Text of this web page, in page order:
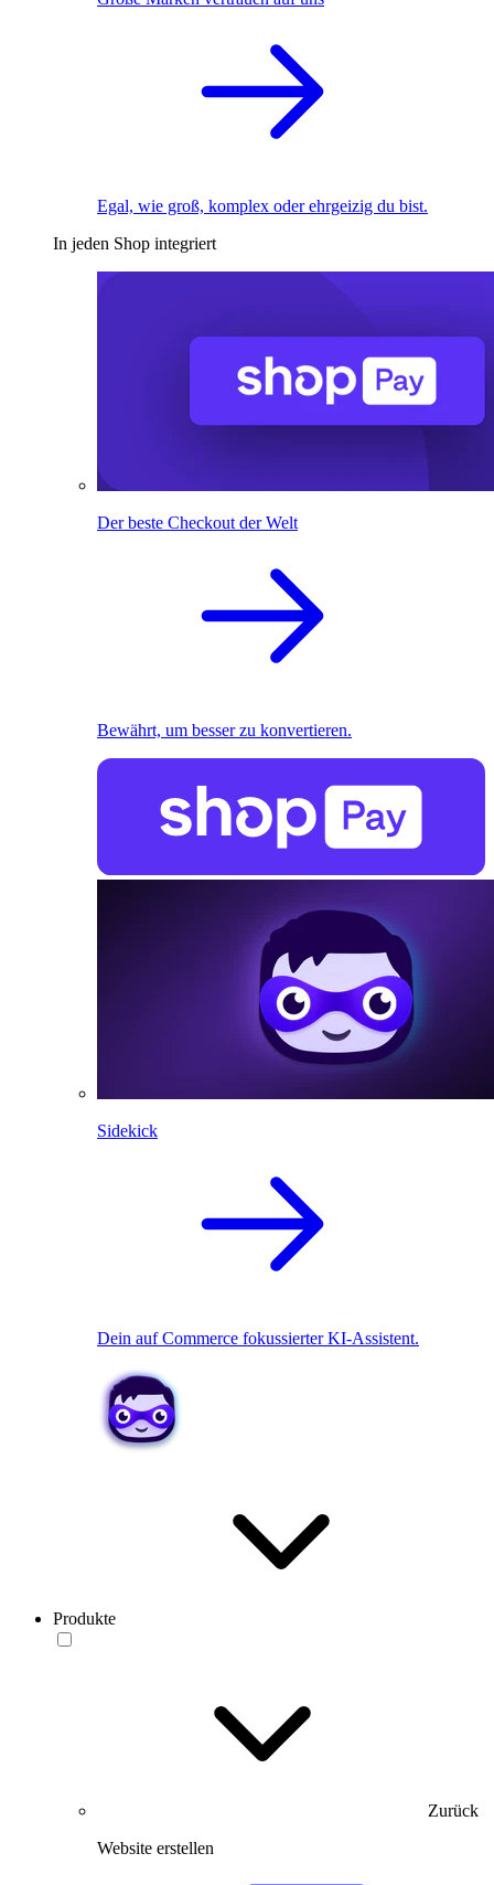
Egal, wie groß, komplex oder ehrgeizig du bist.
In jeden Shop integriert
Der beste Checkout der Welt
Bewährt, um besser zu konvertieren.
Sidekick
Dein auf Commerce fokussierter KI-Assistent.
Produkte
Zurück
Website erstellen